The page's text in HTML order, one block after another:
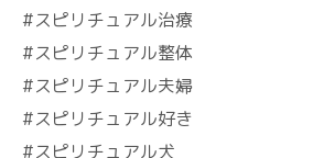
#スピリチュアル治療
#スピリチュアル整体
#スピリチュアル夫婦
#スピリチュアル好き
#スピリチュアル犬